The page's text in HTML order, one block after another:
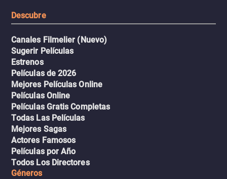
Descubre
Canales Filmelier (Nuevo)
Sugerir Películas
Estrenos
Películas de 2026
Mejores Películas Online
Películas Online
Películas Gratis Completas
Todas Las Películas
Mejores Sagas
Actores Famosos
Películas por Año
Todos Los Directores
Géneros